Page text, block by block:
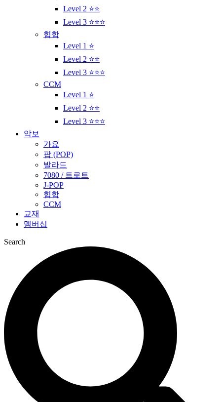
Level 2 ⭐⭐
Level 3 ⭐⭐⭐
힙합
Level 1 ⭐
Level 2 ⭐⭐
Level 3 ⭐⭐⭐
CCM
Level 1 ⭐
Level 2 ⭐⭐
Level 3 ⭐⭐⭐
악보
가요
팝 (POP)
발라드
7080 / 트로트
J-POP
힙합
CCM
교재
멤버십
Search